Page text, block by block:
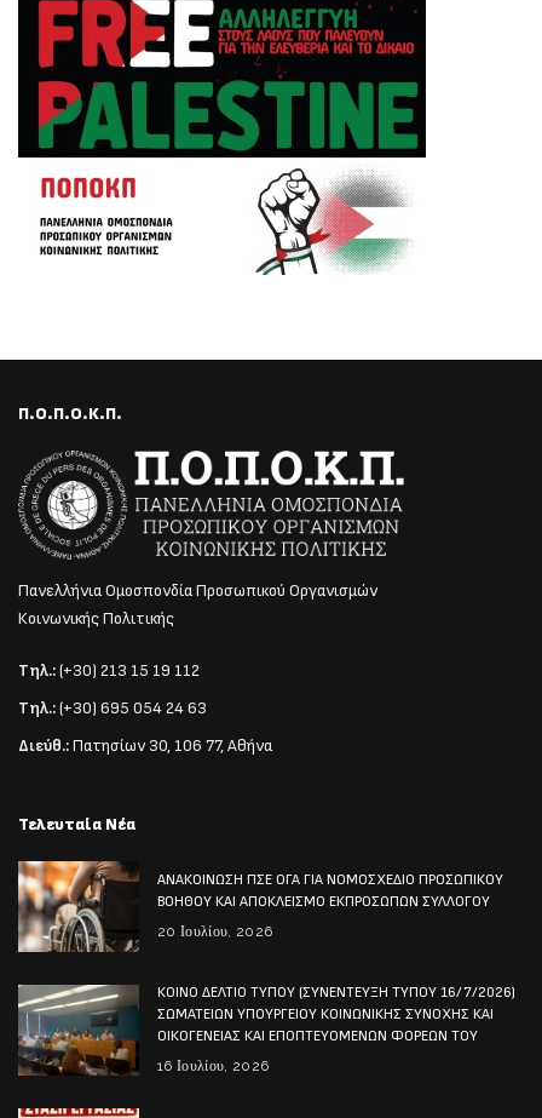
Π.Ο.Π.Ο.Κ.Π.
Πανελλήνια Ομοσπονδία Προσωπικού Οργανισμών
Κοινωνικής Πολιτικής
Τηλ.:(+30) 213 15 19 112
Τηλ.:(+30) 695 054 24 63
Διεύθ.:Πατησίων 30, 106 77, Αθήνα
Τελευταία Νέα
ΑΝΑΚΟΙΝΩΣΗ ΠΣΕ ΟΓΑ ΓΙΑ ΝΟΜΟΣΧΕΔΙΟ ΠΡΟΣΩΠΙΚΟΥ
ΒΟΗΘΟΥ ΚΑΙ ΑΠΟΚΛΕΙΣΜΟ ΕΚΠΡΟΣΩΠΩΝ ΣΥΛΛΟΓΟΥ
20 Ιουλίου, 2026
ΚΟΙΝΟ ΔΕΛΤΙΟ ΤΥΠΟΥ (ΣΥΝΕΝΤΕΥΞΗ ΤΥΠΟΥ 16/7/2026)
ΣΩΜΑΤΕΙΩΝ ΥΠΟΥΡΓΕΙΟΥ ΚΟΙΝΩΝΙΚΗΣ ΣΥΝΟΧΗΣ ΚΑΙ
ΟΙΚΟΓΕΝΕΙΑΣ ΚΑΙ ΕΠΟΠΤΕΥΟΜΕΝΩΝ ΦΟΡΕΩΝ ΤΟΥ
16 Ιουλίου, 2026